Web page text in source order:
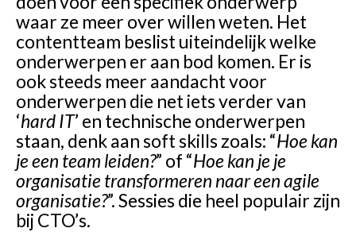
waar ze meer over willen weten. Het
contentteam beslist uiteindelijk welke
onderwerpen er aan bod komen. Er is
ook steeds meer aandacht voor
onderwerpen die net iets verder van
‘hard IT’ en technische onderwerpen
staan, denk aan soft skills zoals: “Hoe kan
je een team leiden?” of “Hoe kan je je
organisatie transformeren naar een agile
organisatie?”. Sessies die heel populair zijn
bij CTO’s.